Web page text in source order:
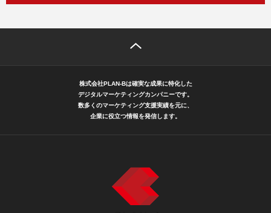
株式会社PLAN-Bは確実な成果に特化した
デジタルマーケティングカンパニーです。
数多くのマーケティング支援実績を元に、
企業に役立つ情報を発信します。